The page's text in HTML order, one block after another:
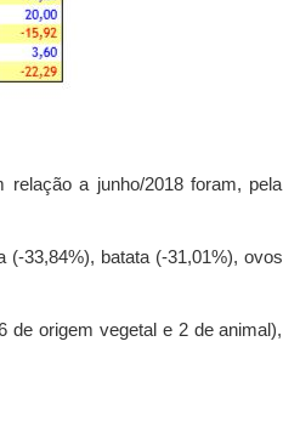
a junho/2018 foram, pela
33,84%), batata (-31,01%), ovos
de origem vegetal e 2 de animal),